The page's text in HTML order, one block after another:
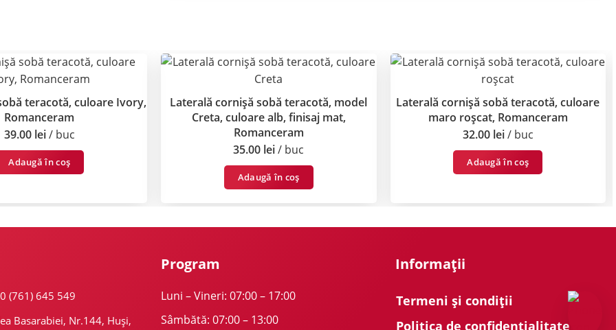
teracotă, culoare Ivory,
Romanceram
39.00 lei buc
Adaugă în coș
Laterală cornișă sobă teracotă, model
Creta, culoare alb, finisaj mat,
Romanceram
35.00 lei buc
Adaugă în coș
Laterală cornișă sobă teracotă, culoare
maro roșcat, Romanceram
32.00 lei buc
Adaugă în coș
(761) 645 549
Basarabiei, Nr.144, Huși,
Program
Luni – Vineri: 07:00 – 17:00
Sâmbătă: 07:00 – 13:00
Informații
Termeni și condiții
Politica de confidențialitate